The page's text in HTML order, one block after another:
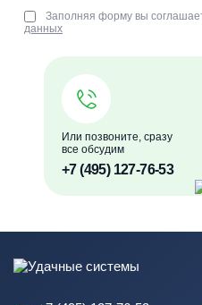
Или позвоните, сразу
все обсудим
+7 (495) 127-76-53
Заполняя форму вы
данных